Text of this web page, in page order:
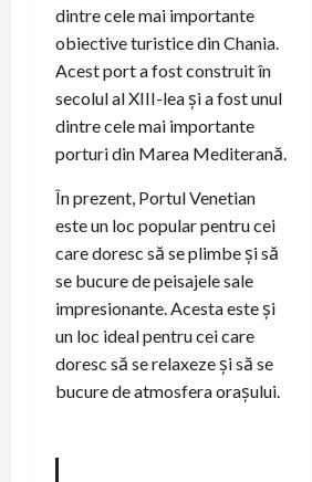
dintre cele mai importante
obiective turistice din Chania.
Acest port a fost construit în
secolul al XIII-lea și a fost unul
dintre cele mai importante
porturi din Marea Mediterană.
În prezent, Portul Venetian
este un loc popular pentru cei
care doresc să se plimbe și să
se bucure de peisajele sale
impresionante. Acesta este și
un loc ideal pentru cei care
doresc să se relaxeze și să se
bucure de atmosfera orașului.